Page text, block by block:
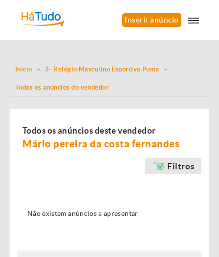
Inserir anúncio
Início 3- Relógio Masculino Esportivo Puma
Todos os anúncios do vendedor
Todos os anúncios deste vendedor
Mário pereira da costa fernandes
Filtros
Não existem anúncios a apresentar